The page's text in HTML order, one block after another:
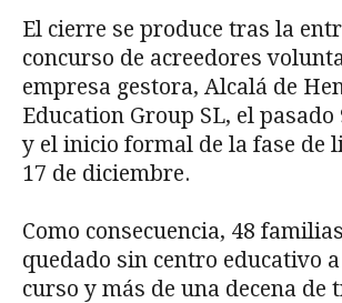
El cierre se produce tras la
concurso de acreedores
empresa gestora, Alcalá de
Education Group SL, el pasado
y el inicio formal de la fase de
17 de diciembre.
Como consecuencia, 48
quedado sin centro educativo
curso y más de una decena de